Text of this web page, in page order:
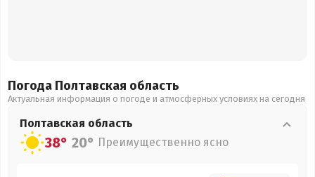
Погода Полтавская область
Актуальная информация о погоде и атмосферных условиях на сегодня
Полтавская область
38° 20° Преимущественно ясно